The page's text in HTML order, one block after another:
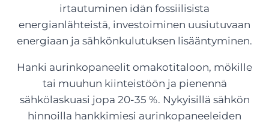
irtautuminen idän fossiilisista
energianlähteistä, investoiminen uusiutuvaan
energiaan ja sähkönkulutuksen lisääntyminen.
Hanki aurinkopaneelit omakotitaloon, mökille
tai muuhun kiinteistöön ja pienennä
sähkölaskuasi jopa 20-35 %. Nykyisillä sähkön
hinnoilla hankkimiesi aurinkopaneeleiden